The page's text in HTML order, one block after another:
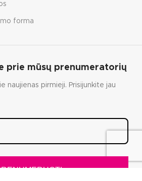
forma
prie mūsų prenumeratorių
naujienas pirmieji. Prisijunkite jau